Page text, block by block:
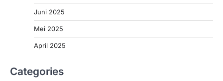
Juni 2025
Mei 2025
April 2025
Categories